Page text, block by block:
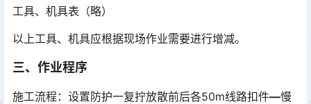
工具、机具表（略）
以上工具、机具应根据现场作业需要进行增减。
三、作业程序
施工流程：设置防护一复拧放散前后各50m线路扣件—慢